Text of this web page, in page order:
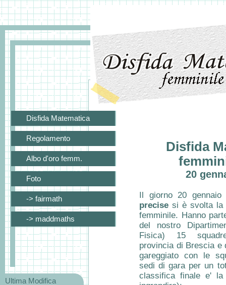
Ultima Modifica
Disfida
20
Il giorno 20
precise si è svolta la
femminile. Hanno
del nostro
Fisica) 15
provincia di Brescia e
gareggiato con le
sedi di gara per un
classifica finale e' la
Disfida Matematica
Regolamento
Albo d'oro femm.
Foto
-> fairmath
-> maddmaths